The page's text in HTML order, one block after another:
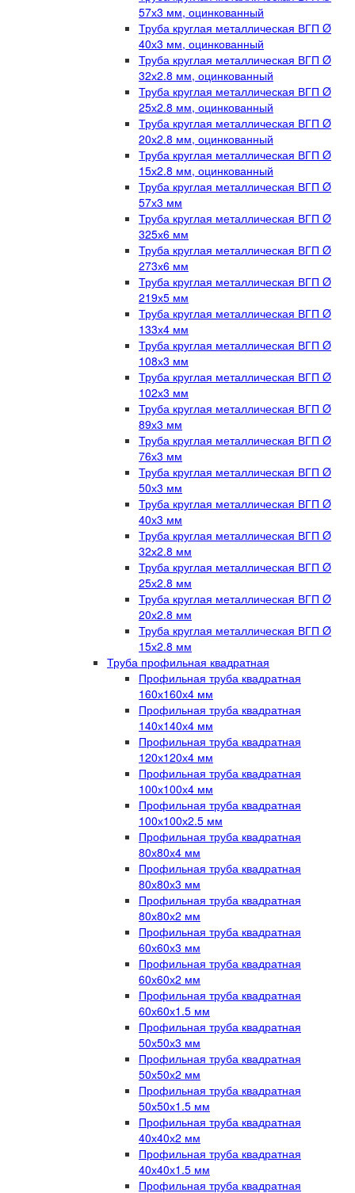
57х3 мм, оцинкованный
Труба круглая металлическая ВГП Ø
40х3 мм, оцинкованный
Труба круглая металлическая ВГП Ø
32х2.8 мм, оцинкованный
Труба круглая металлическая ВГП Ø
25х2.8 мм, оцинкованный
Труба круглая металлическая ВГП Ø
20х2.8 мм, оцинкованный
Труба круглая металлическая ВГП Ø
15х2.8 мм, оцинкованный
Труба круглая металлическая ВГП Ø
57х3 мм
Труба круглая металлическая ВГП Ø
325х6 мм
Труба круглая металлическая ВГП Ø
273х6 мм
Труба круглая металлическая ВГП Ø
219х5 мм
Труба круглая металлическая ВГП Ø
133х4 мм
Труба круглая металлическая ВГП Ø
108х3 мм
Труба круглая металлическая ВГП Ø
102х3 мм
Труба круглая металлическая ВГП Ø
89х3 мм
Труба круглая металлическая ВГП Ø
76х3 мм
Труба круглая металлическая ВГП Ø
50х3 мм
Труба круглая металлическая ВГП Ø
40х3 мм
Труба круглая металлическая ВГП Ø
32х2.8 мм
Труба круглая металлическая ВГП Ø
25х2.8 мм
Труба круглая металлическая ВГП Ø
20х2.8 мм
Труба круглая металлическая ВГП Ø
15х2.8 мм
Труба профильная квадратная
Профильная труба квадратная
160х160х4 мм
Профильная труба квадратная
140х140х4 мм
Профильная труба квадратная
120х120х4 мм
Профильная труба квадратная
100х100х4 мм
Профильная труба квадратная
100х100х2.5 мм
Профильная труба квадратная
80х80х4 мм
Профильная труба квадратная
80х80х3 мм
Профильная труба квадратная
80х80х2 мм
Профильная труба квадратная
60х60х3 мм
Профильная труба квадратная
60х60х2 мм
Профильная труба квадратная
60х60х1.5 мм
Профильная труба квадратная
50х50х3 мм
Профильная труба квадратная
50х50х2 мм
Профильная труба квадратная
50х50х1.5 мм
Профильная труба квадратная
40х40х2 мм
Профильная труба квадратная
40х40х1.5 мм
Профильная труба квадратная